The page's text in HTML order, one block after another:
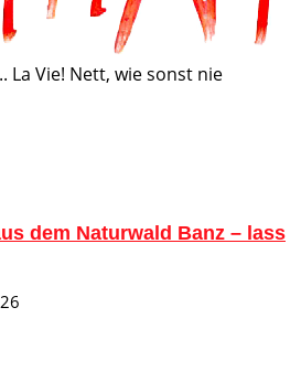
La Vie! Nett, wie sonst nie
dem Naturwald Banz – lass